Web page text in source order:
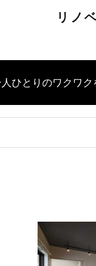
リノ
ひとりのワクワク